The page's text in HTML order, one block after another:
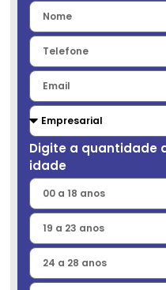
Digite a quantidade
idade